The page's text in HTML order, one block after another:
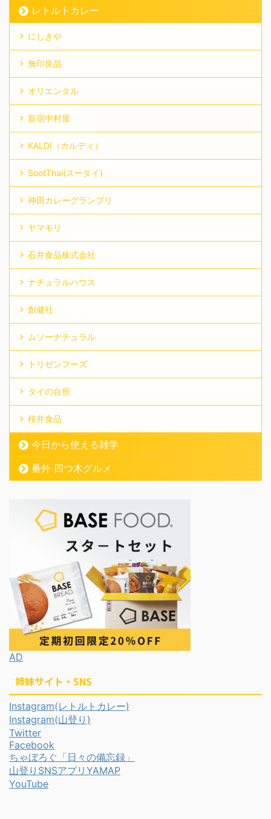
レトルトカレー
にしきや
無印良品
オリエンタル
新宿中村屋
KALDI（カルディ）
SootThai(スータイ)
神田カレーグランプリ
ヤマモリ
石井食品株式会社
ナチュラルハウス
創健社
ムソーナチュラル
トリゼンフーズ
タイの台所
桜井食品
今日から使える雑学
番外 四つ木グルメ
AD
姉妹サイト・SNS
Instagram(レトルトカレー)
Instagram(山登り)
Twitter
Facebook
ちゃぼろぐ「日々の備忘録」
山登りSNSアプリYAMAP
YouTube